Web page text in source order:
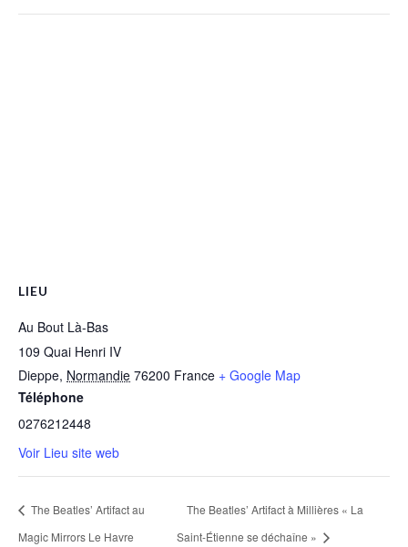
LIEU
Au Bout Là-Bas
109 Quai Henri IV
Dieppe, Normandie 76200 France + Google Map
Téléphone
0276212448
Voir Lieu site web
The Beatles’ Artifact au
Magic Mirrors Le Havre
The Beatles’ Artifact à Millières « La
Saint-Étienne se déchaîne »